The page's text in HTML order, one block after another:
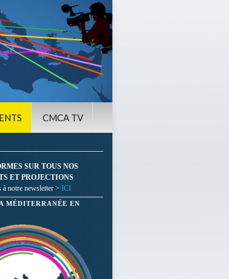
CMCA TV
SUR TOUS NOS
ET PROJECTIONS
notre newsletter > ICI
MÉDITERRANÉE EN